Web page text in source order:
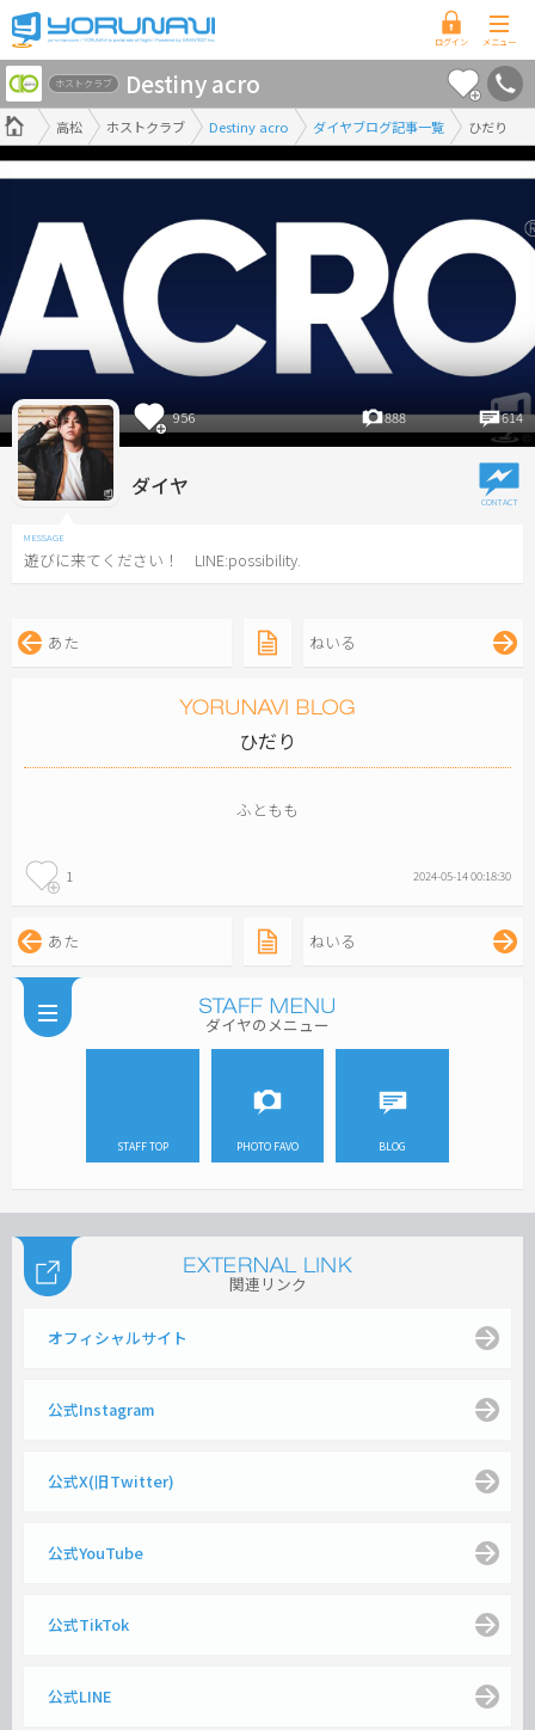
香
川
県
版
高松 ホストクラブ Destiny acro ダイヤブログ記事一覧 ひだり
ホストクラブ Destiny acro
956 888 614
ダイヤ
遊びに来てください！ LINE:possibility.
あた ねいる
ひだり
ふともも
1 2024-05-14 00:18:30
あた ねいる
ダイヤのメニュー
STAFF TOP PHOTO FAVO BLOG
関連リンク
オフィシャルサイト
公式Instagram
公式X(旧Twitter)
公式YouTube
公式TikTok
公式LINE